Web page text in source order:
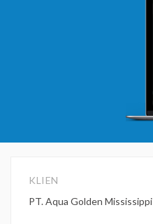
KLIEN
PT. Aqua Golden Mississippi